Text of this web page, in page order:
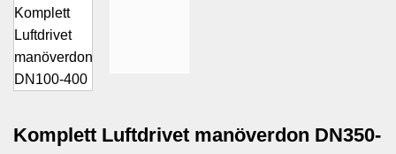
Komplett Luftdrivet manöverdon DN350-